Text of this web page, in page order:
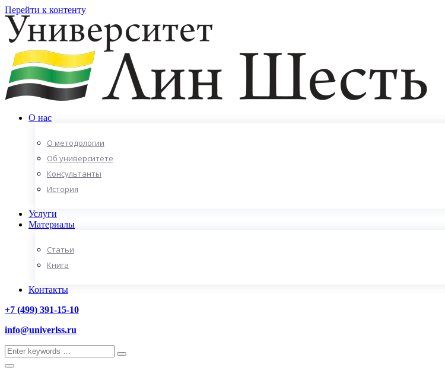
Перейти к контенту
О нас
О методологии
Об университете
Консультанты
История
Услуги
Материалы
Статьи
Книга
Контакты
+7 (499) 391-15-10
info@univerlss.ru